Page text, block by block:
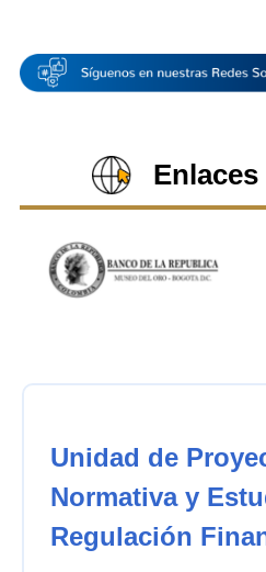
Unidad de
Normativa y
Regulación